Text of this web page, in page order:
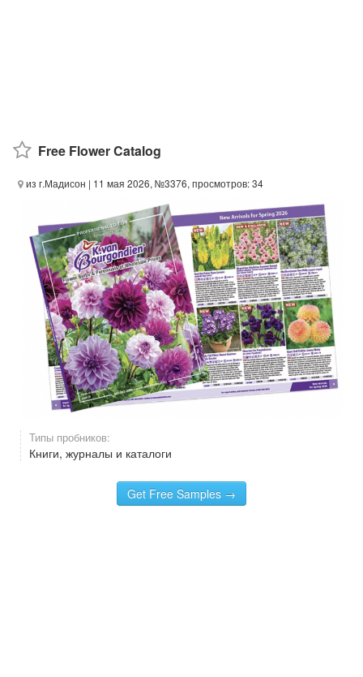
Free Flower Catalog
из г.Мадисон | 11 мая 2026, №3376, просмотров: 34
Типы пробников:
Книги, журналы и каталоги
Get Free Samples →